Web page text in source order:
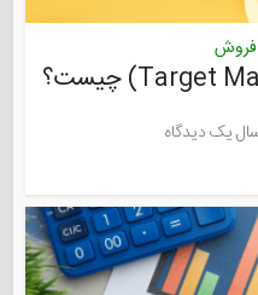
فروش
یک دیدگاه